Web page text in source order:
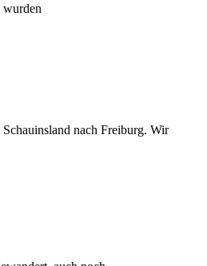
wurden
nach Freiburg. Wir